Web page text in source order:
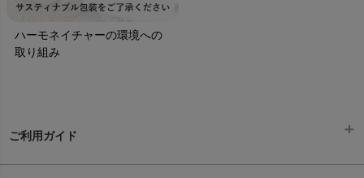
ハーモネイチャーの環境への
取り組み
ご利用ガイド